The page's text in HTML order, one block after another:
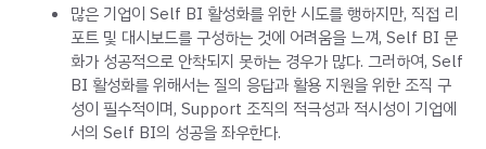
많은 기업이 Self BI 활성화를 위한 시도를 행하지만, 직접 리
포트 및 대시보드를 구성하는 것에 어려움을 느껴, Self BI 문
화가 성공적으로 안착되지 못하는 경우가 많다. 그러하여, Self
BI 활성화를 위해서는 질의 응답과 활용 지원을 위한 조직 구
성이 필수적이며, Support 조직의 적극성과 적시성이 기업에
서의 Self BI의 성공을 좌우한다.